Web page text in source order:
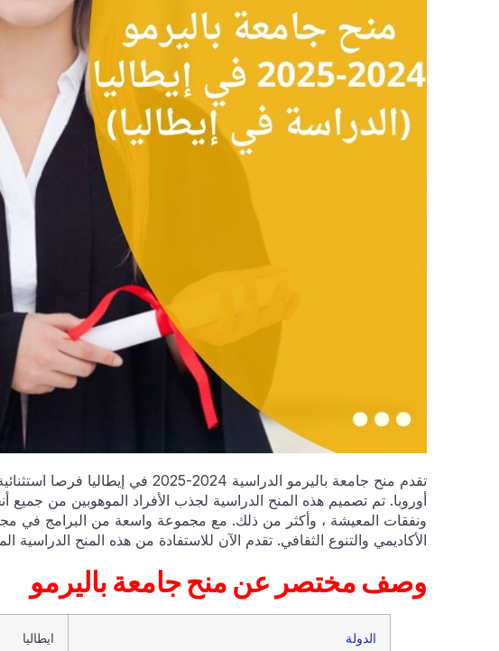
تقدم منح جامعة باليرمو الدراسية 2024-
أوروبا. تم تصميم هذه المنح الدراسية لجذب الأفراد الموهوبين من جميع
ونفقات المعيشة ، وأكثر من ذلك. مع مجموعة واسعة من البرامج في
الأكاديمي والتنوع الثقافي. تقدم الآن للاستفادة من هذه المنح الدراسية
وصف مختصر عن منح
الدولة ايطاليا